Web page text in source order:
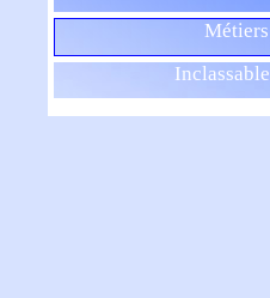
Métiers
Inclassable